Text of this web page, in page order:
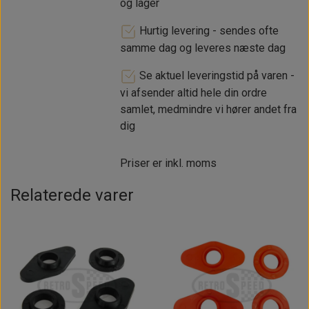
og lager
Hurtig levering - sendes ofte
samme dag og leveres næste dag
Se aktuel leveringstid på varen -
vi afsender altid hele din ordre
samlet, medmindre vi hører andet fra
dig
Priser er inkl. moms
Relaterede varer